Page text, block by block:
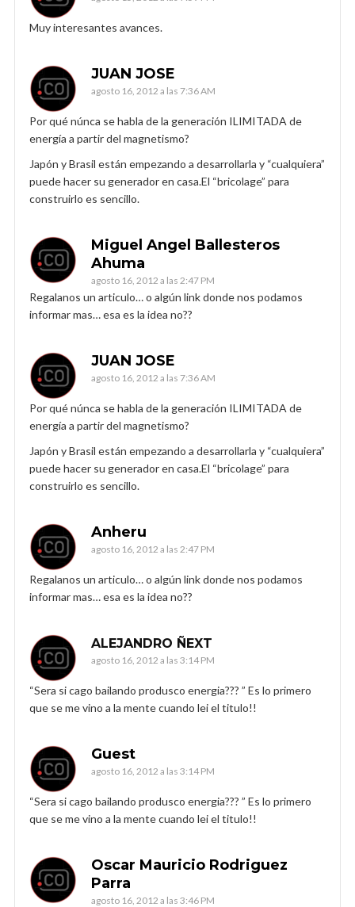
Muy interesantes avances.
JUAN JOSE
agosto 16, 2012 a las 7:36 AM
Por qué núnca se habla de la generación ILIMITADA de
energía a partir del magnetismo?
Japón y Brasil están empezando a desarrollarla y “cualquiera”
puede hacer su generador en casa.El “bricolage” para
construirlo es sencillo.
Miguel Angel Ballesteros
Ahuma
agosto 16, 2012 a las 2:47 PM
Regalanos un articulo… o algún link donde nos podamos
informar mas… esa es la idea no??
JUAN JOSE
agosto 16, 2012 a las 7:36 AM
Por qué núnca se habla de la generación ILIMITADA de
energía a partir del magnetismo?
Japón y Brasil están empezando a desarrollarla y “cualquiera”
puede hacer su generador en casa.El “bricolage” para
construirlo es sencillo.
Anheru
agosto 16, 2012 a las 2:47 PM
Regalanos un articulo… o algún link donde nos podamos
informar mas… esa es la idea no??
ALEJANDRO ÑEXT
agosto 16, 2012 a las 3:14 PM
“Sera si cago bailando produsco energia??? ” Es lo primero
que se me vino a la mente cuando lei el titulo!!
Guest
agosto 16, 2012 a las 3:14 PM
“Sera si cago bailando produsco energia??? ” Es lo primero
que se me vino a la mente cuando lei el titulo!!
Oscar Mauricio Rodriguez
Parra
agosto 16, 2012 a las 3:46 PM